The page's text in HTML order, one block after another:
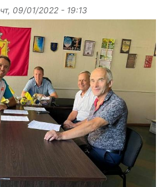
чт, 09/01/2022 - 19:13